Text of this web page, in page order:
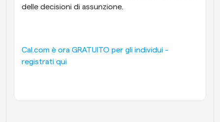
delle decisioni di assunzione.
Cal.com è ora GRATUITO per gli individui -
registrati qui